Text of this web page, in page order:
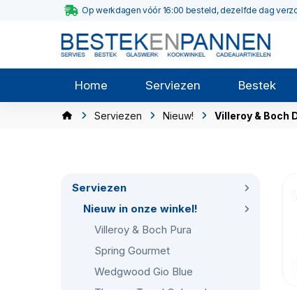
Op werkdagen vóór 16:00 besteld, dezelfde dag
Home Serviezen Bestek
Serviezen Nieuw! Villeroy & Boch
Serviezen
Nieuw in onze winkel!
Villeroy & Boch Pura
Spring Gourmet
Wedgwood Gio Blue